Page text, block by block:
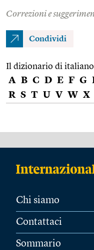
Correzioni e
Condividi
Il dizionario di
A B C D E F G
R S T U V W X
Chi siamo
Contattaci
Sommario